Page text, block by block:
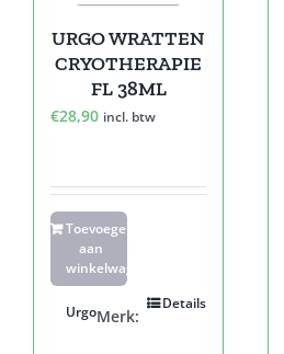
URGO WRATTEN
CRYOTHERAPIE
FL 38ML
€28,90 incl. btw
Toevoegen
aan
winkelwagen
Details
Merk:
Urgo